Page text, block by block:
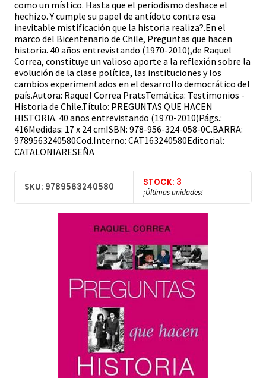
como un místico. Hasta que el periodismo deshace el
hechizo. Y cumple su papel de antídoto contra esa
inevitable mistificación que la historia realiza?.En el
marco del Bicentenario de Chile, Preguntas que hacen
historia. 40 años entrevistando (1970-2010),de Raquel
Correa, constituye un valioso aporte a la reflexión sobre la
evolución de la clase política, las instituciones y los
cambios experimentados en el desarrollo democrático del
país.Autora: Raquel Correa PratsTemática: Testimonios -
Historia de Chile.Título: PREGUNTAS QUE HACEN
HISTORIA. 40 años entrevistando (1970-2010)Págs.:
416Medidas: 17 x 24 cmISBN: 978-956-324-058-0C.BARRA:
9789563240580Cod.Interno: CAT163240580Editorial:
CATALONIARESEÑA
SKU: 9789563240580 STOCK: 3
¡Últimas unidades!